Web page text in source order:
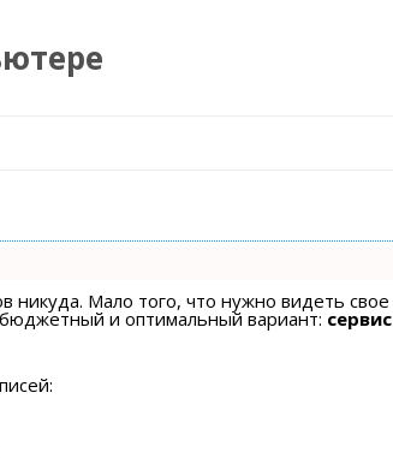
никуда. Мало того, что нужно видеть свое
и оптимальный вариант: сервис